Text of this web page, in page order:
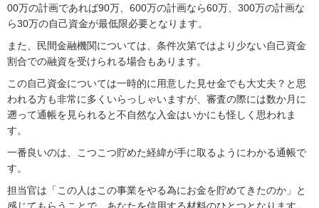
00万の計画であれば90万、600万の計画なら60万、300万の計画な
ら30万の自己資金が最低限必要となります。
また、民間金融機関については、条件次第ではより少ない自己資金
割合での融資を受けられる場合もあります。
この自己資金については一時的に用意した見せ金でも大丈夫？と思
われる方も非常に多くいらっしゃいますが、審査の際には数か月に
遡って通帳を見られると不自然な入金はいかにも怪しく思われま
す。
一番良いのは、こつこつ貯めた経緯が手に取るようにわかる通帳で
す。
担当官は「この人はこの事業をやる為にお金を貯めてきたのか」と
感じてもらうことで、あなたを信用する材料のひとつとなります。